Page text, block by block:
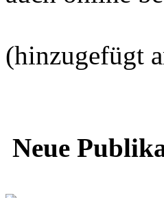
(hinzugefügt
Neue